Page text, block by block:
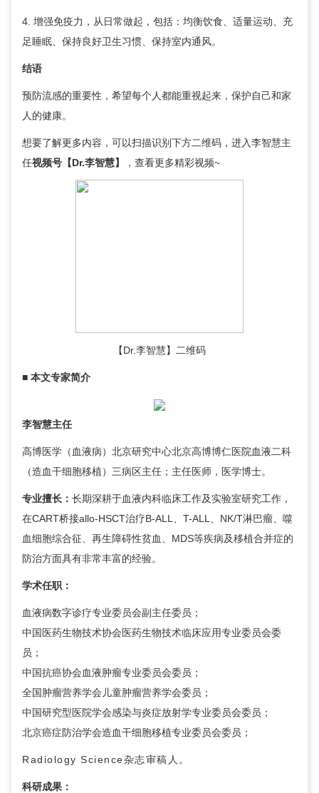
4. 增强免疫力，从日常做起，包括：均衡饮食、适量运动、充
足睡眠、保持良好卫生习惯、保持室内通风。
结语
预防流感的重要性，希望每个人都能重视起来，保护自己和家
人的健康。
想要了解更多内容，可以扫描识别下方二维码，进入李智慧主
任视频号【Dr.李智慧】 ，查看更多精彩视频~
【Dr.李智慧】二维码
■ 本文专家简介
李智慧主任
高博医学（血液病）北京研究中心北京高博博仁医院血液二科
（造血干细胞移植）三病区主任；主任医师，医学博士。
专业擅长： 长期深耕于血液内科临床工作及实验室研究工作，
在CART桥接allo-HSCT治疗B-ALL、T-ALL、NK/T淋巴瘤、噬
血细胞综合征、再生障碍性贫血、MDS等疾病及移植合并症的
防治方面具有非常丰富的经验。
学术任职：
血液病数字诊疗专业委员会副主任委员；
中国医药生物技术协会医药生物技术临床应用专业委员会委
员；
中国抗癌协会血液肿瘤专业委员会委员；
全国肿瘤营养学会儿童肿瘤营养学会委员；
中国研究型医院学会感染与炎症放射学专业委员会委员；
北京癌症防治学会造血干细胞移植专业委员会委员；
Radiology Science杂志审稿人。
科研成果：